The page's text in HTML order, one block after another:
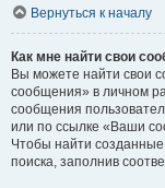
Вернуться к началу
Как мне найти свои
Вы можете найти свои
сообщения» в личном
сообщения
или по ссылке «Ваши
Чтобы найти
поиска, заполнив